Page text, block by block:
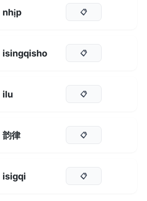
nhịp 📋
isingqisho 📋
ilu 📋
韵律 📋
isigqi 📋